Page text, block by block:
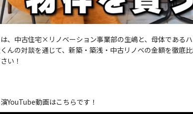
、中古住宅×リノベーション事業部の生嶋と、母体である
んの対談を通じて、新築・築浅・中古リノベの金額を徹底
い！
YouTube動画はこちらです！